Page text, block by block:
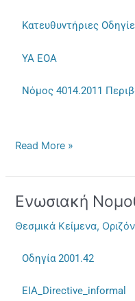
Κατευθυντήριες
YA EOA
Νόμος 4014.2011
Read More »
Ενωσιακή
Θεσμικά Κείμενα,
Οδηγία 2001.42
EIA_Directive_informal
Ενωσιακή